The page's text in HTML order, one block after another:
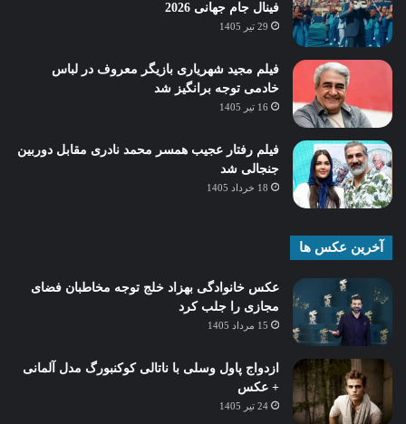
فینال جام جهانی 2026
29 تیر 1405
فیلم مجید شهریاری بازیگر معروف در لباس
خادمی توجه برانگیز شد
16 تیر 1405
فیلم رفتار عجیب همسر محمد نادری مقابل دوربین
جنجالی شد
18 خرداد 1405
آخرین عکس ها
عکس خانوادگی بهزاد خلج توجه مخاطبان فضای
مجازی را جلب کرد
15 مرداد 1405
ازدواج پاول وسلی با ناتالی کوکنبورگ مدل آلمانی
+ عکس
24 تیر 1405